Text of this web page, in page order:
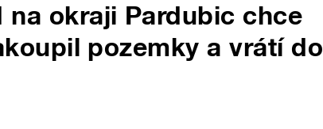
na okraji Pardubic chce
pozemky a vrátí do